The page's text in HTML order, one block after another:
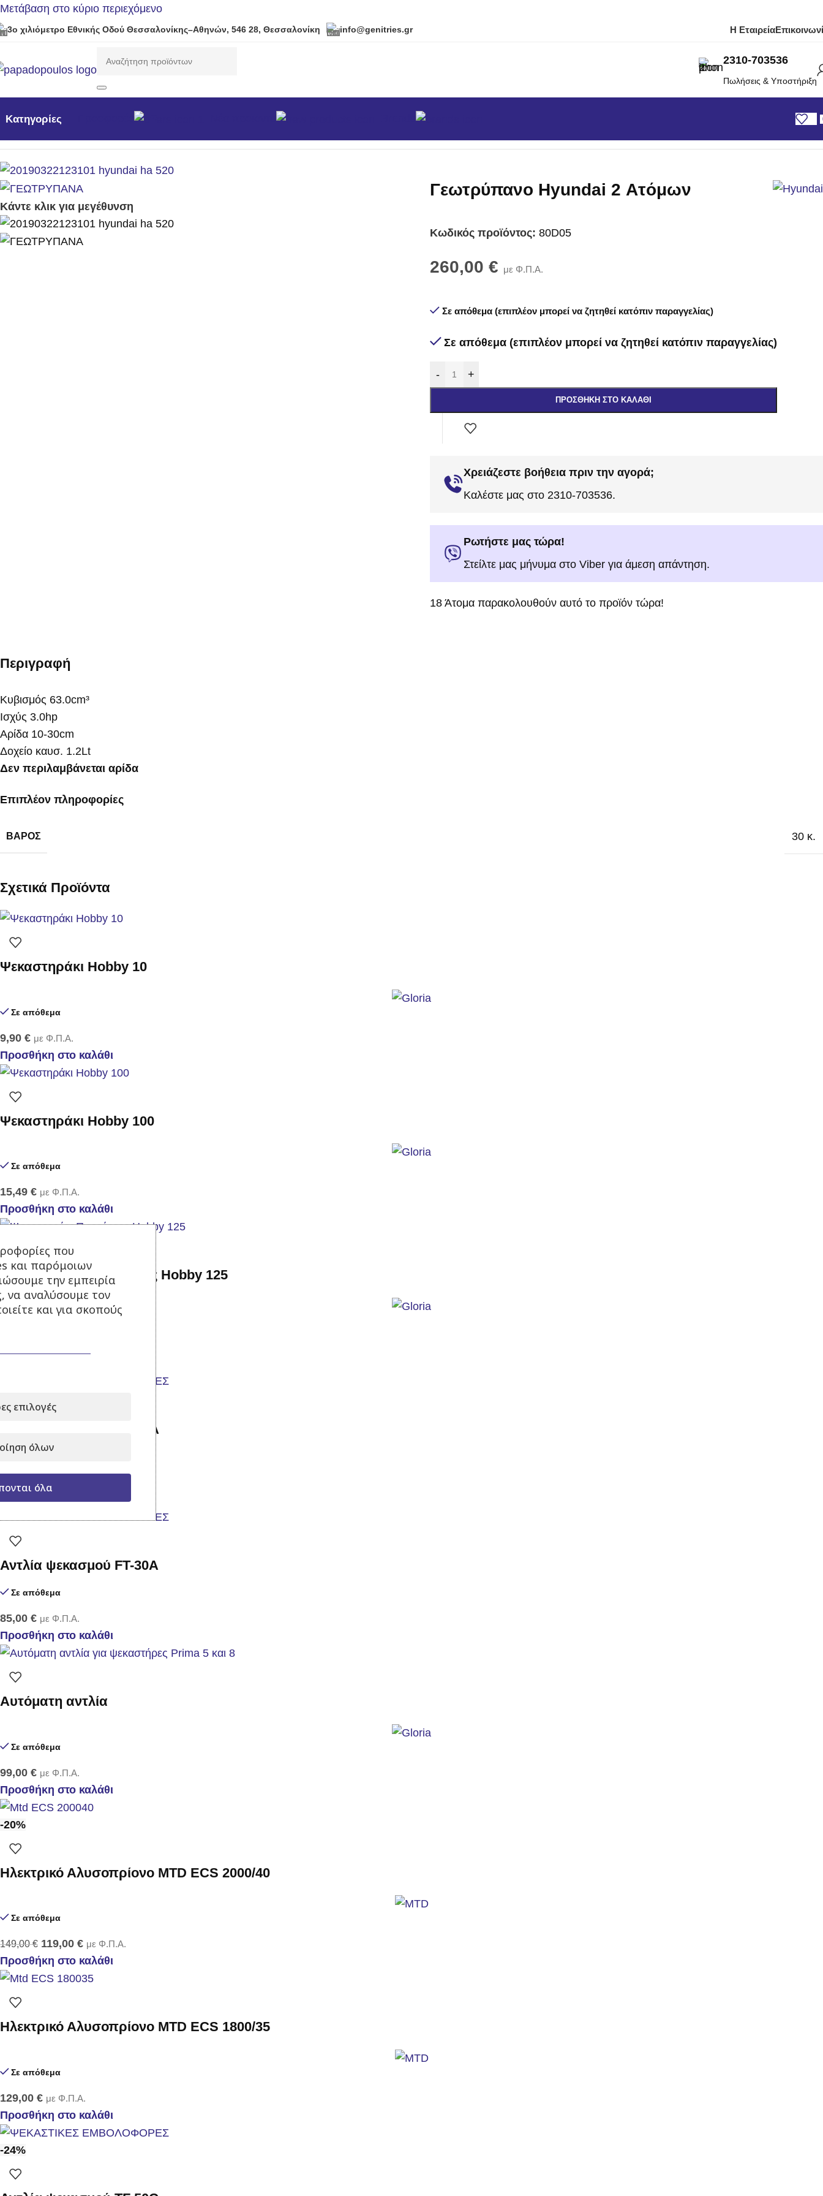
Μετάβαση στο κύριο περιεχόμενο
3ο χιλιόμετρο Εθνικής Οδού Θεσσαλονίκης–Αθηνών, 546 28, Θεσσαλονίκη info@genitries.gr Η Εταιρεία
2310-703536
Πωλήσεις & Υποστήριξη
Κατηγορίες
Κάντε κλικ για μεγέθυνση
Γεωτρύπανο Hyundai 2 Ατόμων
Κωδικός προϊόντος: 80D05
260,00 € με Φ.Π.Α.
Σε απόθεμα (επιπλέον μπορεί να ζητηθεί κατόπιν παραγγελίας)
Σε απόθεμα (επιπλέον μπορεί να ζητηθεί κατόπιν παραγγελίας)
- +
ΠΡΟΣΘΉΚΗ ΣΤΟ ΚΑΛΆΘΙ
Χρειάζεστε βοήθεια πριν την αγορά;
Καλέστε μας στο 2310-703536.
Ρωτήστε μας τώρα!
Στείλτε μας μήνυμα στο Viber για άμεση απάντηση.
18 Άτομα παρακολουθούν αυτό το προϊόν τώρα!
Περιγραφή
Κυβισμός 63.0cm³
Ισχύς 3.0hp
Αρίδα 10-30cm
Δοχείο καυσ. 1.2Lt
Δεν περιλαμβάνεται αρίδα
Επιπλέον πληροφορίες
ΒΆΡΟΣ 30 κ.
Σχετικά Προϊόντα
Ψεκαστηράκι Hobby 10
Σε απόθεμα
9,90 € με Φ.Π.Α.
Προσθήκη στο καλάθι
Ψεκαστηράκι Hobby 100
Σε απόθεμα
15,49 € με Φ.Π.Α.
Προσθήκη στο καλάθι
Ψεκαστηράκι Προπίεσης Hobby 125
Αντλία Ψεκασμού FT-22Α
Σε απόθεμα
με Φ.Π.Α.
Προσθήκη στο καλάθι
Αντλία ψεκασμού FT-30Α
Σε απόθεμα
85,00 € με Φ.Π.Α.
Προσθήκη στο καλάθι
Αυτόματη αντλία
Σε απόθεμα
99,00 € με Φ.Π.Α.
Προσθήκη στο καλάθι
-20%
Ηλεκτρικό Αλυσοπρίονο MTD ECS 2000/40
Σε απόθεμα
149,00€ 119,00 € με Φ.Π.Α.
Προσθήκη στο καλάθι
Ηλεκτρικό Αλυσοπρίονο MTD ECS 1800/35
Σε απόθεμα
129,00 € με Φ.Π.Α.
Προσθήκη στο καλάθι
-24%
που
και παρόμοιων
την εμπειρία
να αναλύσουμε τον
και για σκοπούς
επιλογές
όλων
όλα